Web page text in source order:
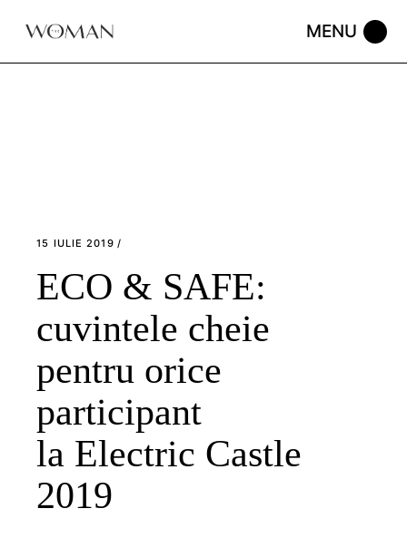
15 IULIE 2019
ECO & SAFE:
cuvintele cheie
pentru orice
participant
la Electric Castle
2019